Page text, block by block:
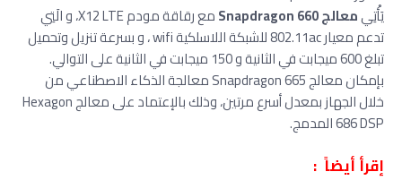
يَأْتِيمعالج Snapdragon 660
مع رقاقة مودم X12 LTE، و الَتِي
تدعم معيار 802.11ac للشبكة اللاسلكية wifi ، و بسرعة تنزيل وتحميل
تبلغ 600 ميجابت في الثانية و 150 ميجابت في الثانية على التوالي.
بإمكان معالج Snapdragon 665 معالجة الذكاء الاصطناعي من
خلال الجهاز بمعدل أسرع مرتين، وذلك بالإعتماد على معالج Hexagon
686 DSP المدمج.
إقرأ أيضاً :